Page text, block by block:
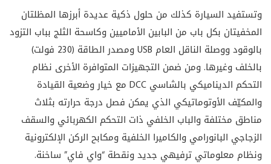
وتستفيد السيارة كذلك من حلول ذكية عديدة أبرزها المظلتان
المخفيتان بكل باب من البابين الأماميين وكاسحة الثلج بباب التزود
بالوقود ووصلة الناقل العام USB
ومصدر الطاقة (230 فولت)
بالخلف وغيرها. ومن ضمن التجهيزات المتوافرة الأخرى نظام
التحكم الديناميكي بالشاسي DCC مع خيار وضعية القيادة
والمكيّف الأوتوماتيكي الذي يمكن فصل درجة حرارته بثلاث
مناطق مختلفة والباب الخلفي ذات التحكم الكهربائي والسقف
الزجاجي البانورامي والكاميرا الخلفية ومكابح الركن الإلكترونية
ونظام معلوماتي ترفيهي جديد ونقطة “واي فاي” ساخنة.